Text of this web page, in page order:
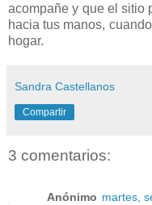
acompañe y que el sitio
hacia tus manos,
hogar.
Sandra Castellanos
Compartir
3 comentarios:
Anónimo martes,